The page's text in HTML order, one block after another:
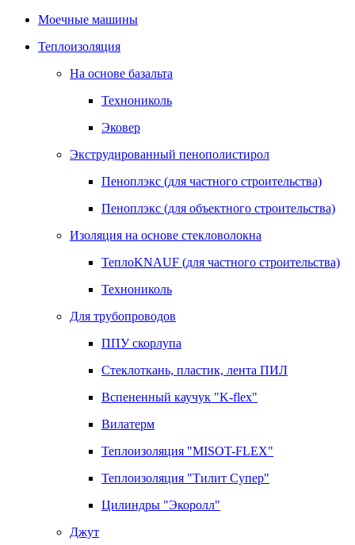
Моечные машины
Теплоизоляция
На основе базальта
Технониколь
Эковер
Экструдированный пенополистирол
Пеноплэкс (для частного строительства)
Пеноплэкс (для объектного строительства)
Изоляция на основе стекловолокна
ТеплоKNAUF (для частного строительства)
Технониколь
Для трубопроводов
ППУ скорлупа
Стеклоткань, пластик, лента ПИЛ
Вспененный каучук "K-flex"
Вилатерм
Теплоизоляция "MISOT-FLEX"
Теплоизоляция "Тилит Супер"
Цилиндры "Экоролл"
Джут